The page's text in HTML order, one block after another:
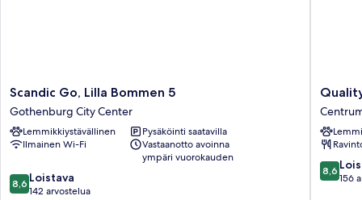
Scandic
Go,
Lilla
Bommen
5
City
Center
Scandic Go, Lilla Bommen 5
Gothenburg City Center
Lemmikkiystävällinen
Pysäköinti saatavilla
Ilmainen Wi-Fi
Vastaanotto avoinna
ympäri vuorokauden
8.6
kautta
8,6 Loistava
142 arvostelua
Quality
Hotel
The
Book
8.6
kautta
8,6
156